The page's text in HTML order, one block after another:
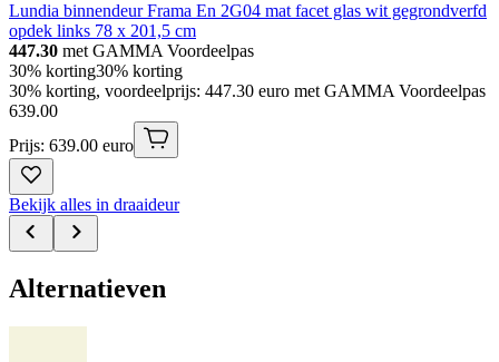
Lundia binnendeur Frama En 2G04 mat facet glas wit gegrondverfd
opdek links 78 x 201,5 cm
447.30 met GAMMA Voordeelpas
30% korting30% korting
30% korting, voordeelprijs: 447.30 euro met GAMMA Voordeelpas
639.00
Prijs: 639.00 euro
Bekijk alles in draaideur
Alternatieven